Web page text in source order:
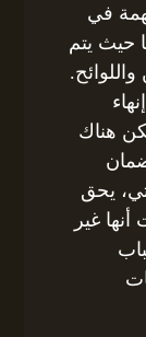
في
حيث يتم
هناك
يحق
غير